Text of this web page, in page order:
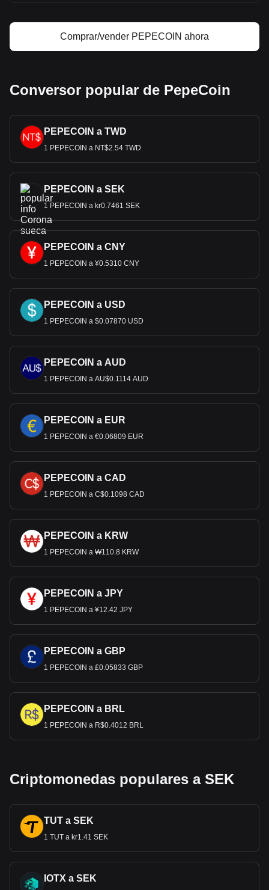
Comprar/vender PEPECOIN ahora
Conversor popular de PepeCoin
PEPECOIN a TWD
1 PEPECOIN a NT$2.54 TWD
PEPECOIN a SEK
1 PEPECOIN a kr0.7461 SEK
PEPECOIN a CNY
1 PEPECOIN a ¥0.5310 CNY
PEPECOIN a USD
1 PEPECOIN a $0.07870 USD
PEPECOIN a AUD
1 PEPECOIN a AU$0.1114 AUD
PEPECOIN a EUR
1 PEPECOIN a €0.06809 EUR
PEPECOIN a CAD
1 PEPECOIN a C$0.1098 CAD
PEPECOIN a KRW
1 PEPECOIN a ₩110.8 KRW
PEPECOIN a JPY
1 PEPECOIN a ¥12.42 JPY
PEPECOIN a GBP
1 PEPECOIN a £0.05833 GBP
PEPECOIN a BRL
1 PEPECOIN a R$0.4012 BRL
Criptomonedas populares a SEK
TUT a SEK
1 TUT a kr1.41 SEK
IOTX a SEK